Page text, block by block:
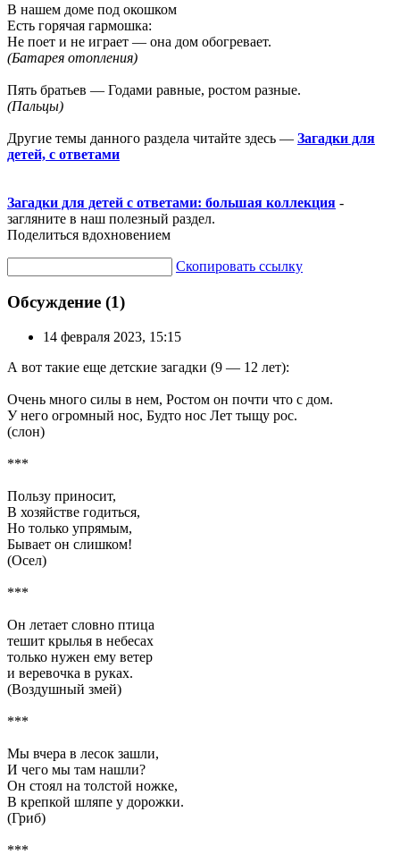
В нашем доме под окошком
Есть горячая гармошка:
Не поет и не играет — она дом обогревает.
(Батарея отопления)
Пять братьев — Годами равные, ростом разные.
(Пальцы)
Другие темы данного раздела читайте здесь — Загадки для
детей, с ответами
Загадки для детей с ответами: большая коллекция -
загляните в наш полезный раздел.
Поделиться вдохновением
Скопировать ссылку
Обсуждение (1)
14 февраля 2023, 15:15
А вот такие еще детские загадки (9 — 12 лет):
Очень много силы в нем, Ростом он почти что с дом.
У него огромный нос, Будто нос Лет тыщу рос.
(слон)
***
Пользу приносит,
В хозяйстве годиться,
Но только упрямым,
Бывает он слишком!
(Осел)
***
Он летает словно птица
тешит крылья в небесах
только нужен ему ветер
и веревочка в руках.
(Воздушный змей)
***
Мы вчера в лесок зашли,
И чего мы там нашли?
Он стоял на толстой ножке,
В крепкой шляпе у дорожки.
(Гриб)
***